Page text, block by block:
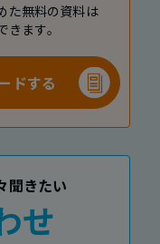
た無料の資料は
ます。
ドする
聞きたい
せ